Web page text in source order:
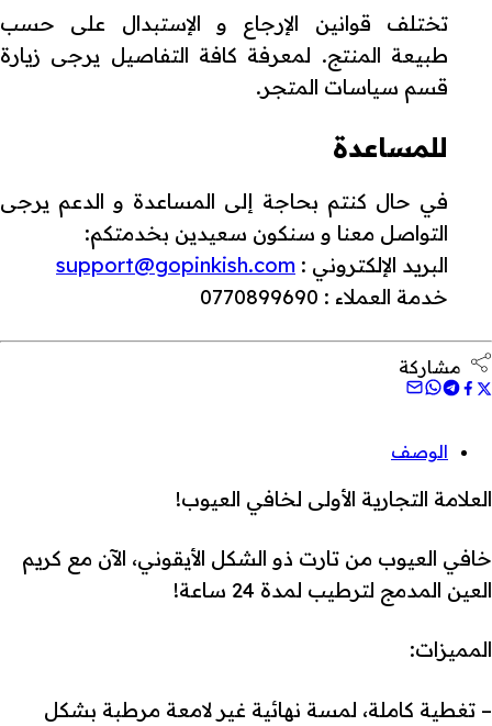
تختلف قوانين الإرجاع و الإستبدال على حسب
طبيعة المنتج. لمعرفة كافة التفاصيل يرجى زيارة
قسم سياسات المتجر.
للمساعدة
في حال كنتم بحاجة إلى المساعدة و الدعم يرجى
التواصل معنا و سنكون سعيدين بخدمتكم:
البريد الإلكتروني : support@gopinkish.com
خدمة العملاء : 0770899690
مشاركة
الوصف
العلامة التجارية الأولى لخافي العيوب!
خافي العيوب من تارت ذو الشكل الأيقوني، الآن مع كريم
العين المدمج لترطيب لمدة 24 ساعة!
المميزات:
– تغطية كاملة، لمسة نهائية غير لامعة مرطبة بشكل